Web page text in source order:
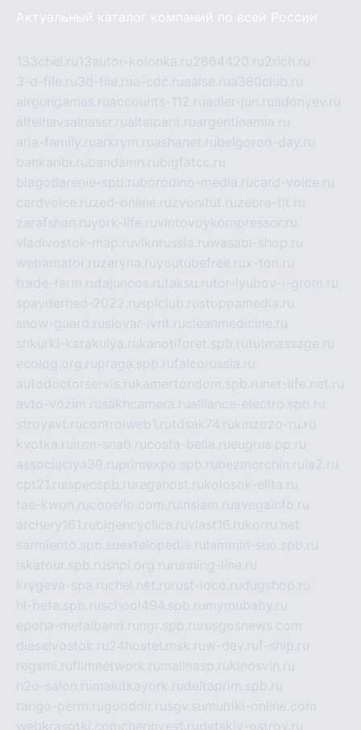
Актуальный каталог компаний по всей России
133chel.ru13autor-kolonka.ru2864420.ru2rich.ru
3-d-file.ru3d-file.rua-cdc.ruaalse.rua380club.ru
airgungames.ruaccounts-112.ruadler-jun.ruadonyev.ru
alfeihavsalnassr.rualtaipant.ruargentinamia.ru
aria-family.ruarkrym.ruashanet.rubelgorod-day.ru
bankaribi.rubandamn.rubigfatcc.ru
blagodarenie-spb.ruborodino-media.rucard-voice.ru
cardvoice.ruzed-online.ruzvonitut.ruzebra-tlt.ru
zarafshan.ruyork-life.ruvintovoykompressor.ru
vladivostok-map.ruvlknrussia.ruwasabi-shop.ru
webamator.ruzaryna.ruyoutubefree.rux-ton.ru
trade-farm.rutajuncos.rutaksu.rutor-lyubov-i-grom.ru
spayderhed-2022.rusplclub.rustoppamedia.ru
snow-guard.ruslovar-ivrit.rucleanmedicine.ru
shkurki-karakulya.rukanotiforet.spb.rututmassage.ru
ecolog.org.rupraga.spb.rufalcorussia.ru
autodoctorservis.rukamertondom.spb.ru net-life.net.ru
avto-vozim.rusakhcamera.rualliance-electro.spb.ru
stroyavt.rucontrolweb1.rutdsak74.rukinzozo-ru.ru
kvotka.ru iron-snab.rucosta-bella.rueugrus.pp.ru
associaciya39.ruprimexpo.spb.rubezmorchin.ru ia2.ru
cpt21.ru ispecspb.ru regahost.rukolosok-elita.ru
tae-kwon.ruconsrio.com.ru insiam.ruavegainfo.ru
archery161.rubigencyclica.ruvlast16.rukorru.net
sarmiento.spb.suextelopedia.ru lammin-suo.spb.ru
iskatour.spb.rusnpi.org.ru running-line.ru
krygeva-spa.ruchel.net.ru rust-loco.rudugshop.ru
hl-beta.spb.ruschool494.spb.ru mymubaby.ru
epoha-metalband.ru ngr.spb.ru rusgosnews.com
dieselvostok.ru24hostel.msk.ruw-dev.ruf-ship.ru
regsmi.rufilmnetwork.ru malinasp.rukinosvin.ru
h2o-salon.ru malutkayork.rudeltaprim.spb.ru
tango-perm.rugooddir.rusgv.su multiki-online.com
webkrasotki.comcherinvest.rudetskiy-ostrov.ru